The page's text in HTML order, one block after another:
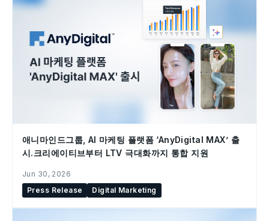
애니마인드그룹, AI 마케팅 플랫폼 ‘AnyDigital MAX’ 출
시.크리에이티브부터 LTV 극대화까지 통합 지원
Jun 30, 2026
Press Release
Digital Marketing